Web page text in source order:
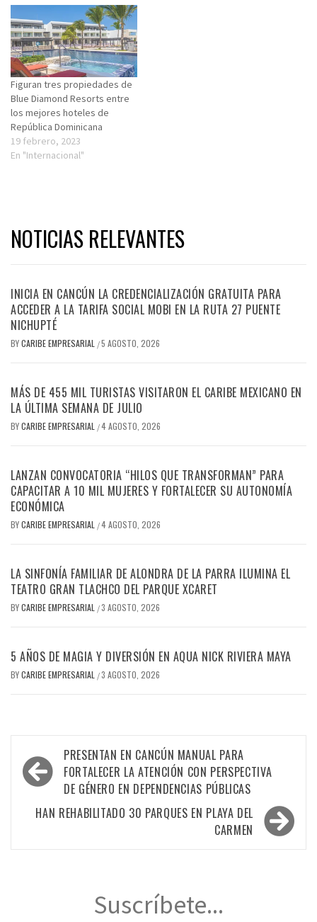
Figuran tres propiedades de
Blue Diamond Resorts entre
los mejores hoteles de
República Dominicana
19 febrero, 2023
En "Internacional"
NOTICIAS RELEVANTES
INICIA EN CANCÚN LA CREDENCIALIZACIÓN GRATUITA PARA
ACCEDER A LA TARIFA SOCIAL MOBI EN LA RUTA 27 PUENTE
NICHUPTÉ
BYCARIBE EMPRESARIAL /5 AGOSTO, 2026
MÁS DE 455 MIL TURISTAS VISITARON EL CARIBE MEXICANO EN
LA ÚLTIMA SEMANA DE JULIO
BYCARIBE EMPRESARIAL /4 AGOSTO, 2026
LANZAN CONVOCATORIA “HILOS QUE TRANSFORMAN” PARA
CAPACITAR A 10 MIL MUJERES Y FORTALECER SU AUTONOMÍA
ECONÓMICA
BYCARIBE EMPRESARIAL /4 AGOSTO, 2026
LA SINFONÍA FAMILIAR DE ALONDRA DE LA PARRA ILUMINA EL
TEATRO GRAN TLACHCO DEL PARQUE XCARET
BYCARIBE EMPRESARIAL /3 AGOSTO, 2026
5 AÑOS DE MAGIA Y DIVERSIÓN EN AQUA NICK RIVIERA MAYA
BYCARIBE EMPRESARIAL /3 AGOSTO, 2026
Navegación
de
entradas
PRESENTAN EN CANCÚN MANUAL PARA
FORTALECER LA ATENCIÓN CON PERSPECTIVA
DE GÉNERO EN DEPENDENCIAS PÚBLICAS
HAN REHABILITADO 30 PARQUES EN PLAYA DEL
CARMEN
Suscríbete...